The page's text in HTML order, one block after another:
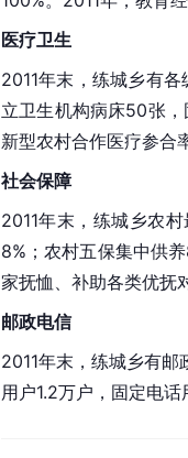
医疗卫生
2011年末，练城乡有
立卫生机构病床50张
新型农村合作医疗参合
社会保障
2011年末，练城乡农
8%；农村五保集中供
家抚恤、补助各类优抚
邮政电信
2011年末，练城乡有
用户1.2万户，固定电